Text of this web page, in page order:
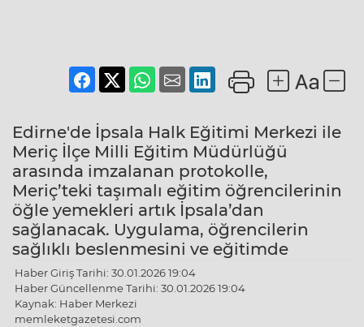
Edirne'de İpsala Halk Eğitimi Merkezi ile
Meriç İlçe Milli Eğitim Müdürlüğü
arasında imzalanan protokolle,
Meriç’teki taşımalı eğitim öğrencilerinin
öğle yemekleri artık İpsala’dan
sağlanacak. Uygulama, öğrencilerin
sağlıklı beslenmesini ve eğitimde
Haber Giriş Tarihi: 30.01.2026 19:04
Haber Güncellenme Tarihi: 30.01.2026 19:04
Kaynak: Haber Merkezi
memleketgazetesi.com